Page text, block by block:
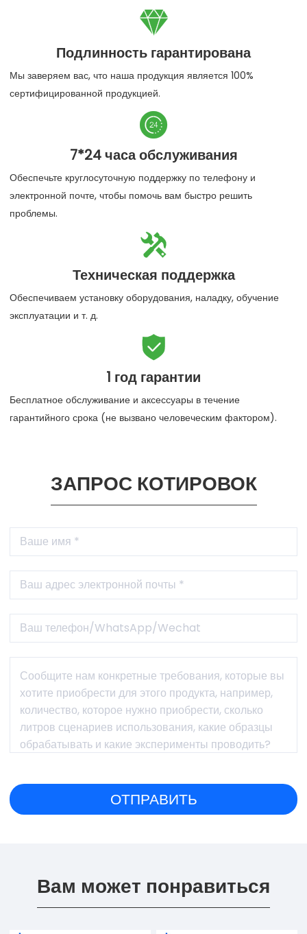

Подлинность гарантирована
Мы заверяем вас, что наша продукция является 100%
сертифицированной продукцией.

7*24 часа обслуживания
Обеспечьте круглосуточную поддержку по телефону и
электронной почте, чтобы помочь вам быстро решить
проблемы.

Техническая поддержка
Обеспечиваем установку оборудования, наладку, обучение
эксплуатации и т. д.

1 год гарантии
Бесплатное обслуживание и аксессуары в течение
гарантийного срока (не вызвано человеческим фактором).
ЗАПРОС КОТИРОВОК
Вам может понравиться